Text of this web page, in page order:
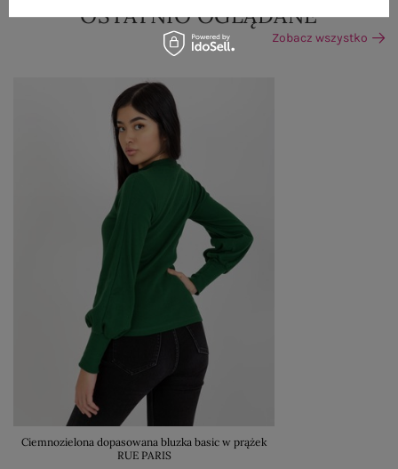
OSTATNIO OGLĄDANE
Zobacz wszystko
Ciemnozielona dopasowana bluzka basic w prążek
RUE PARIS